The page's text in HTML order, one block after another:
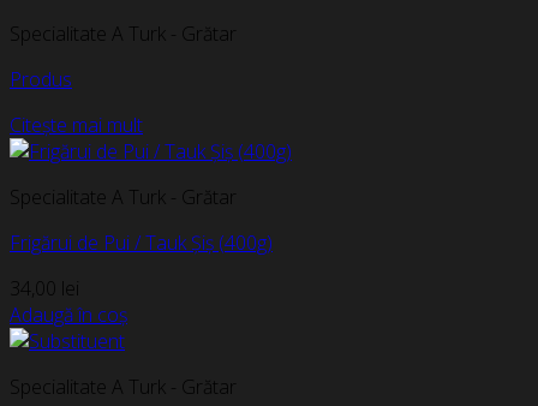
Specialitate A Turk - Grătar
Produs
Citește mai mult
Specialitate A Turk - Grătar
Frigărui de Pui / Tauk Șiș (400g)
34,00 lei
Adaugă în coș
Specialitate A Turk - Grătar